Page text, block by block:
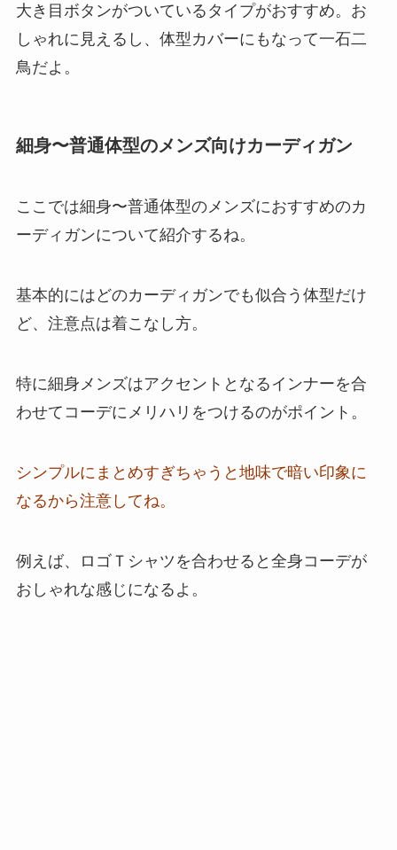
大き目ボタンがついているタイプがおすすめ。お
しゃれに見えるし、体型カバーにもなって一石二
鳥だよ。
細身〜普通体型のメンズ向けカーディガン
ここでは細身〜普通体型のメンズにおすすめのカ
ーディガンについて紹介するね。
基本的にはどのカーディガンでも似合う体型だけ
ど、注意点は着こなし方。
特に細身メンズはアクセントとなるインナーを合
わせてコーデにメリハリをつけるのがポイント。
シンプルにまとめすぎちゃうと地味で暗い印象に
なるから注意してね。
例えば、ロゴＴシャツを合わせると全身コーデが
おしゃれな感じになるよ。